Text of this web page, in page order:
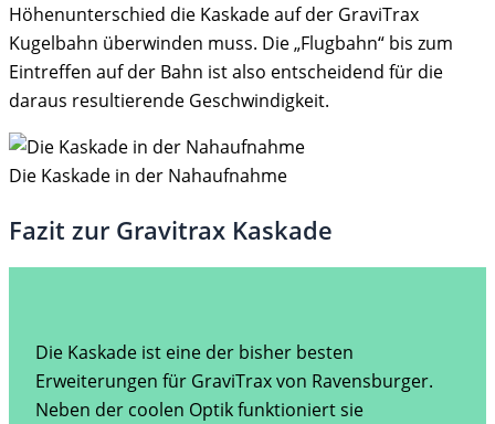
Höhenunterschied die Kaskade auf der GraviTrax
Kugelbahn überwinden muss. Die „Flugbahn“ bis zum
Eintreffen auf der Bahn ist also entscheidend für die
daraus resultierende Geschwindigkeit.
Die Kaskade in der Nahaufnahme
Fazit zur Gravitrax Kaskade
Die Kaskade ist eine der bisher besten
Erweiterungen für GraviTrax von Ravensburger.
Neben der coolen Optik funktioniert sie